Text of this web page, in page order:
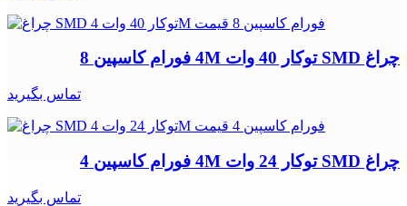
چراغ SMD توکار 40 وات 4M فورام کاسپین 8
تماس بگیرید
چراغ SMD توکار 24 وات 4M فورام کاسپین 4
تماس بگیرید